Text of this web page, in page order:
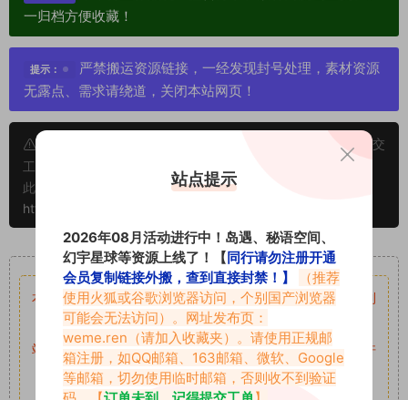
一归档方便收藏！
提示：
严禁搬运资源链接，一经发现封号处理，素材资源
无露点、需求请绕道，关闭本站网页！
申明：本文资源均来源网友分享，若侵犯了您的权限可以提交
工单处理。
此外本文章皆属于原创文章，转载请注明出处！原文链接：
https://abcjyw.com/1616.html
重要声明
本站资源均来自网络分享，如有侵犯你的权益请私信留言
收到
留言后，我们会第一时间进行审核后删除。
站内资源为网友个人学习或测试研究使用，未经原版权作者许
可,禁止用于任何商业途径！请在下载24小时内删除！
站点提示
2026年08月活动进行中！岛遇、秘语空间、
幻宇星球等资源上线了！【同行请勿注册开通
会员复制链接外搬，查到直接封禁！】
（推荐
使用火狐或谷歌浏览器访问，个别国产浏览器
可能会无法访问）。网址发布页：
weme.ren （请加入收藏夹）。请使用正规邮
箱注册，如QQ邮箱、163邮箱、微软、Google
等邮箱，切勿使用临时邮箱，否则收不到验证